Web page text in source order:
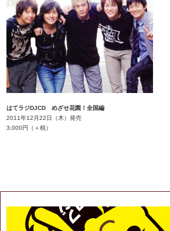
はてラジDJCD めざせ花園！全国編
2011年12月22日（木）発売
3,000円（＋税）